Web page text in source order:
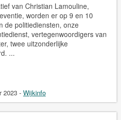
van Christian Lamouline,
worden er op 9 en 10
de politiediensten, onze
vertegenwoordigers van
twee uitzonderlijke
...
2023 - Wijkinfo